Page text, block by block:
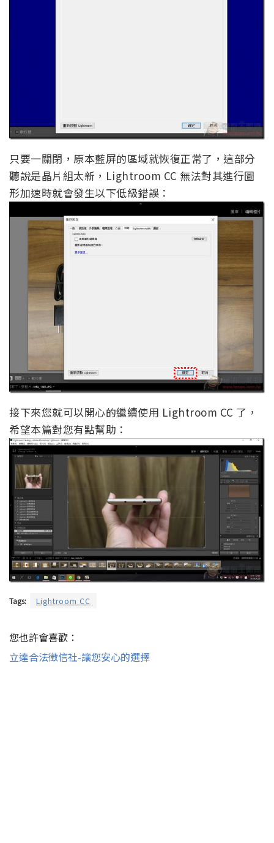
只要一關閉，原本藍屏的區域就恢復正常了，這部分
聽說是晶片組太新，Lightroom CC 無法對其進行圖
形加速時就會發生以下低級錯誤：
接下來您就可以開心的繼續使用 Lightroom CC 了，
希望本篇對您有點幫助：
Tags: Lightroom CC
您也許會喜歡：
立達合法徵信社-讓您安心的選擇